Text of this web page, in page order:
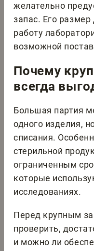
желательно
запас. Его
работу
возможной
Почему
всегда
Большая партия
одного изделия,
списания.
стерильной
ограниченным
которые
исследованиях.
Перед крупным
проверить,
и можно ли